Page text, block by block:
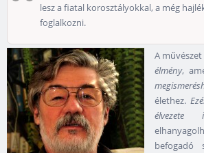
lesz a fiatal korosztályokkal, a még
foglalkozni.
A
élmény,
élethez.
élvezete
befogadó